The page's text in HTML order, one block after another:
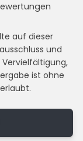
auf dieser
und
ist ohne